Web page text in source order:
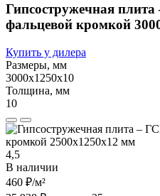
Гипсостружечная
фальцевой кромкой
Купить у дилера
Размеры, мм
3000х1250х10
Толщина, мм
10
4,5
В наличии
460 ₽/м²